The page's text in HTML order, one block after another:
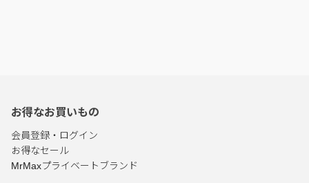
お得なお買いもの
会員登録・ログイン
お得なセール
MrMaxプライベートブランド